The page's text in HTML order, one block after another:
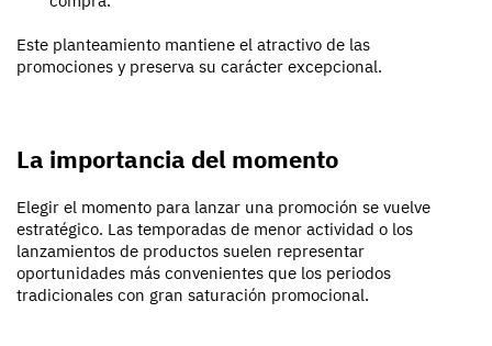
Este planteamiento mantiene el atractivo de las
promociones y preserva su carácter excepcional.
La importancia del momento
Elegir el momento para lanzar una promoción se vuelve
estratégico. Las temporadas de menor actividad o los
lanzamientos de productos suelen representar
oportunidades más convenientes que los periodos
tradicionales con gran saturación promocional.